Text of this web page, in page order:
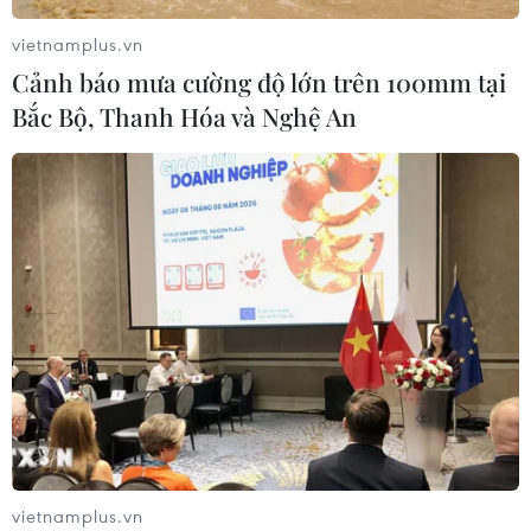
kế toán điện tử hoặc bằng bản giấy
Giải ngân vốn đầu tư công 7 tháng
đạt trên 425.000 tỷ đồng, tương
đương 42% kế hoạch
03/08/2026 10:44
CƠ QUAN CHỦ QUẢN: THÔNG TẤN XÃ VIỆT NAM
vietnamplus.vn
Cảnh báo mưa cường độ lớn trên 100mm tại
Bắc Bộ, Thanh Hóa và Nghệ An
vietnamplus.vn